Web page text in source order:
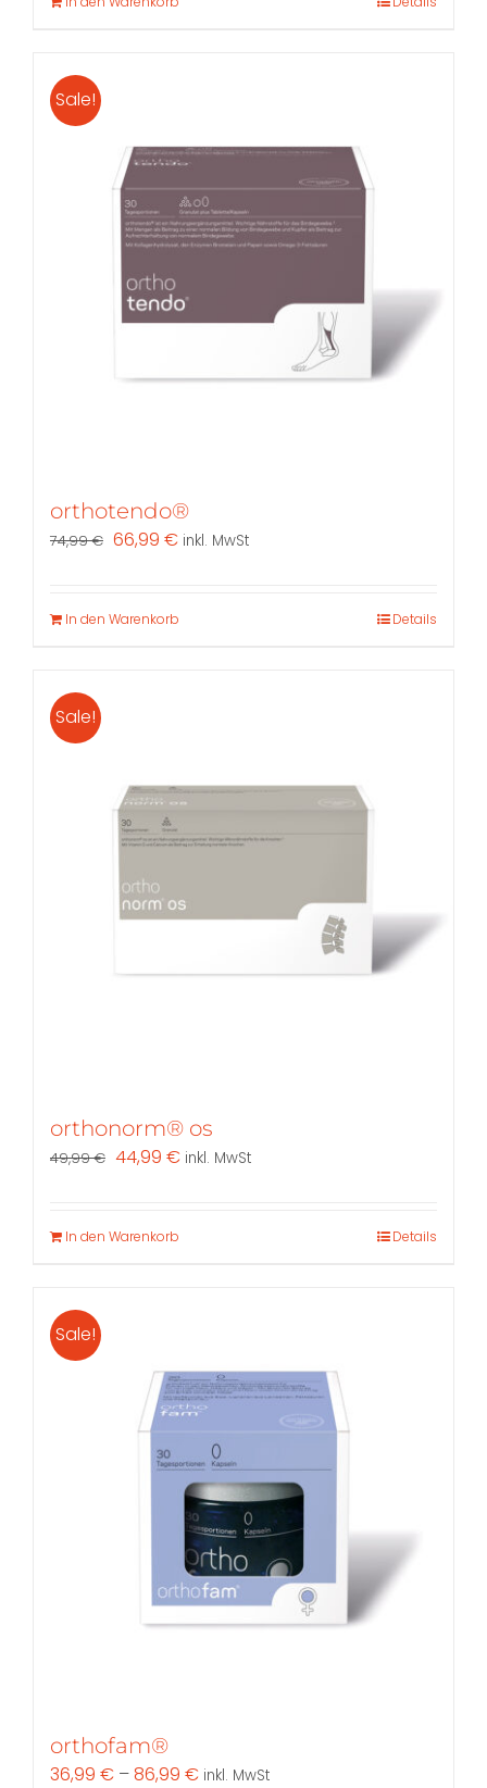
Sale!
orthotendo®
74,99€ Ursprünglicher
74,99 €
66,99 €Aktueller
66,99 €.
inkl. MwSt
In den Warenkorb Details
Sale!
orthonorm® os
49,99€ Ursprünglicher
49,99 €
44,99 €Aktueller
inkl. MwSt
In den Warenkorb Details
Sale!
orthofam®
36,99 € –86,99 € inkl. MwSt